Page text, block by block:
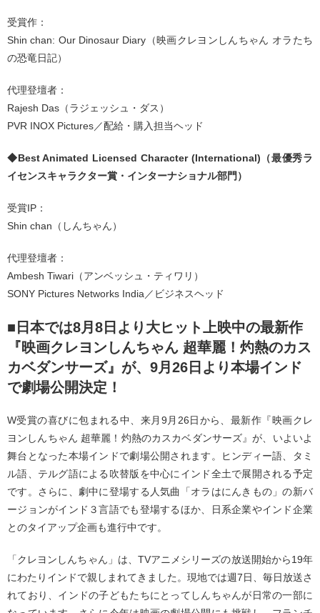
受賞作：
Shin chan: Our Dinosaur Diary（映画クレヨンしんちゃん オラたち
の恐竜日記）
代理登壇者：
Rajesh Das（ラジェッシュ・ダス）
PVR INOX Pictures／配給・購入担当ヘッド
◆Best Animated Licensed Character (International)（最優秀ラ
イセンスキャラクター賞・インターナショナル部門）
受賞IP：
Shin chan（しんちゃん）
代理登壇者：
Ambesh Tiwari（アンベッシュ・ティワリ）
SONY Pictures Networks India／ビジネスヘッド
■日本では8月8日より大ヒット上映中の最新作
『映画クレヨンしんちゃん 超華麗！灼熱のカス
カベダンサーズ』が、9月26日より本場インド
で劇場公開決定！
W受賞の喜びに包まれる中、来月9月26日から、最新作『映画クレ
ヨンしんちゃん 超華麗！灼熱のカスカベダンサーズ』が、いよいよ
舞台となった本場インドで劇場公開されます。ヒンディー語、タミ
ル語、テルグ語による吹替版を中心にインド全土で展開される予定
です。さらに、劇中に登場する人気曲「オラはにんきもの」の新バ
ージョンがインド３言語でも登場するほか、日系企業やインド企業
とのタイアップ企画も進行中です。
「クレヨンしんちゃん」は、TVアニメシリーズの放送開始から19年
にわたりインドで親しまれてきました。現地では週7日、毎日放送さ
れており、インドの子どもたちにとってしんちゃんが日常の一部に